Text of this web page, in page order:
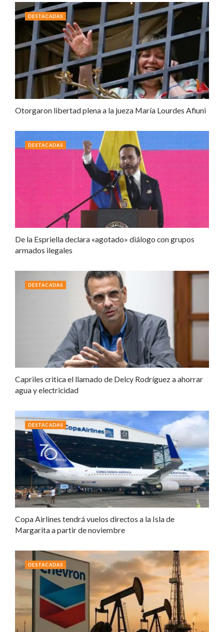
Otorgaron libertad plena a la jueza María Lourdes Afiuni
DESTACADAS
De la Espriella declara «agotado» diálogo con grupos
armados ilegales
DESTACADAS
Capriles critica el llamado de Delcy Rodríguez a ahorrar
agua y electricidad
DESTACADAS
Copa Airlines tendrá vuelos directos a la Isla de
Margarita a partir de noviembre
DESTACADAS
DESTACADAS